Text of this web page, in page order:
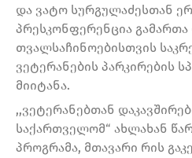
და ვატო სურგულაძესთან
პრესკონფერენცია გამართა
თვალსაჩინოებისთვის
ვეტერანების პარკირების
მიიტანა.
,,ვეტერანებთან
საქართველომ“ ახლახან
პროგრამა, მთავარი რის